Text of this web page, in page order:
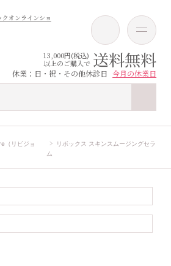
13,000円(税込)
以上のご購入で 送料無料
休業：日・祝・その他休診日 今月の休業日
（リビジョ
リボックス スキンスムージングセラ
ム